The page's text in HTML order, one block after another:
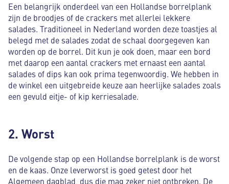
Een belangrijk onderdeel van een Hollandse borrelplank
zijn de broodjes of de crackers met allerlei lekkere
salades. Traditioneel in Nederland worden deze toastjes al
belegd met de salades zodat de schaal doorgegeven kan
worden op de borrel. Dit kun je ook doen, maar een bord
met daarop een aantal crackers met ernaast een aantal
salades of dips kan ook prima tegenwoordig. We hebben in
de winkel een uitgebreide keuze aan heerlijke salades zoals
een gevuld eitje- of kip kerriesalade.
2. Worst
De volgende stap op een Hollandse borrelplank is de worst
en de kaas. Onze leverworst is goed getest door het
Algemeen dagblad, dus die mag zeker niet ontbreken. De